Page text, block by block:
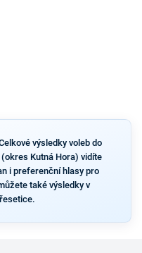
výsledky voleb do
Kutná Hora) vidíte
i preferenční hlasy pro
také výsledky v